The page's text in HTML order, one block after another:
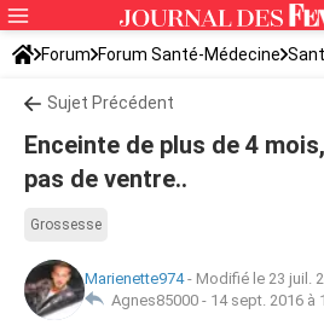
Forum Forum Santé-Médecine
Sujet Précédent
Enceinte de plus de 4
pas de ventre..
Grossesse
Marienette974- Modifié le 23 juil.
Agnes85000 - 14 sept. 2016 à